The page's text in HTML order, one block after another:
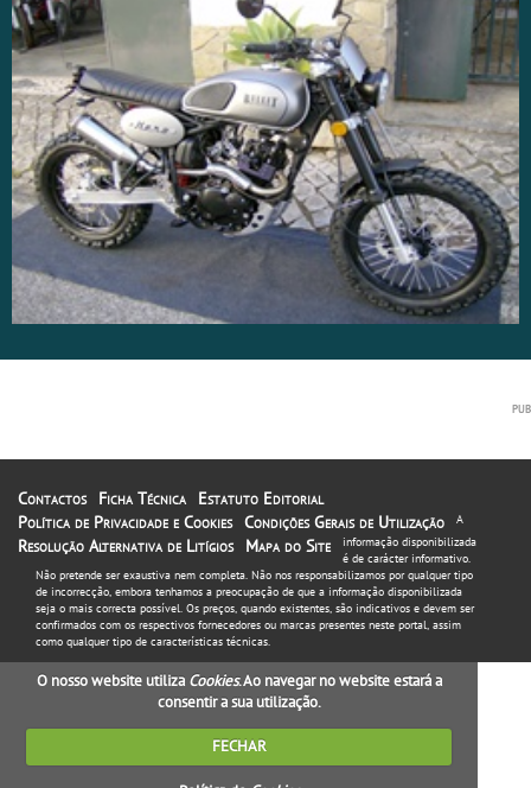
Contactos Ficha Técnica
Estatuto Editorial
Política de Privacidade e Cookies Condições Gerais de Utilização
Resolução Alternativa de Litígios
Mapa do Site
A
informação disponibilizada
é de carácter informativo.
Não pretende ser exaustiva nem completa. Não nos responsabilizamos por qualquer tipo
de incorrecção, embora tenhamos a preocupação de que a informação disponibilizada
seja o mais correcta possível. Os preços, quando existentes, são indicativos e devem ser
confirmados com os respectivos fornecedores ou marcas presentes neste portal, assim
como qualquer tipo de características técnicas.
O nosso website utiliza Cookies. Ao navegar no website estará a
consentir a sua utilização.
FECHAR